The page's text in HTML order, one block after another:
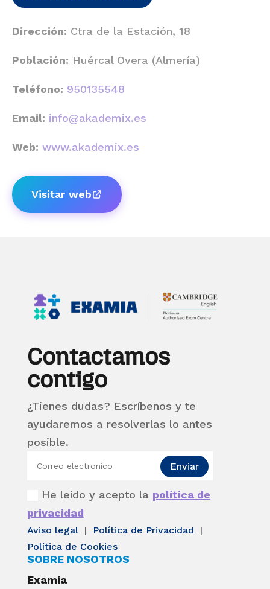
Dirección: Ctra de la Estación, 18
Población: Huércal Overa (Almería)
Teléfono: 950135548
Email: info@akademix.es
Web: www.akademix.es
Visitar web
Contactamos
contigo
¿Tienes dudas? Escríbenos y te
ayudaremos a resolverlas lo antes
posible.
He leído y acepto la política de
privacidad
Enviar
Aviso legal | Política de Privacidad
|
Política de Cookies
SOBRE NOSOTROS
Examia